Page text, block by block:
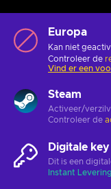
Europa
Kan niet
Controleer de
Vind er een
Steam
Activeer/
Controleer de
Digitale key
Dit is een
Instant Levering